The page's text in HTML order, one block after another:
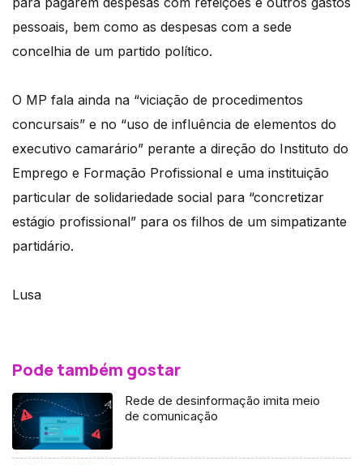
pessoais, bem como as despesas com a sede
concelhia de um partido político.
O MP fala ainda na “viciação de procedimentos
concursais” e no “uso de influência de elementos do
executivo camarário” perante a direção do Instituto do
Emprego e Formação Profissional e uma instituição
particular de solidariedade social para “concretizar
estágio profissional” para os filhos de um simpatizante
partidário.
Lusa
Pode também gostar
Rede de desinformação imita meio
de comunicação